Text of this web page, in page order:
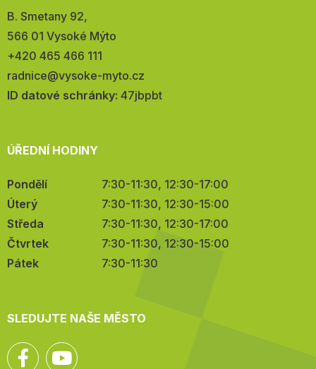
Adresa:
B. Smetany 92,
566 01 Vysoké Mýto
Telefon:
+420 465 466 111
E-
mail:
radnice@vysoke-myto.cz
ID datové schránky: 47jbpbt
ÚŘEDNÍ HODINY
Pondělí
7:30-11:30, 12:30-17:00
Úterý
7:30-11:30, 12:30-15:00
Středa
7:30-11:30, 12:30-17:00
Čtvrtek
7:30-11:30, 12:30-15:00
Pátek
7:30-11:30
SLEDUJTE NAŠE MĚSTO
Facebook